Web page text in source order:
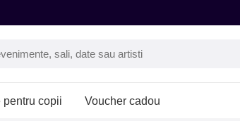
pentru copii Voucher cadou